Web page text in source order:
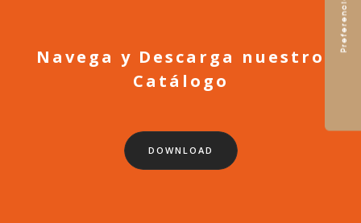
Navega y Descarga nuestro
Catálogo
DOWNLOAD